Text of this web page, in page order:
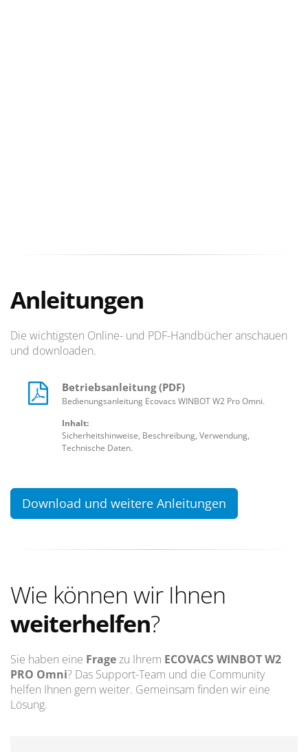
Anleitungen
Die wichtigsten Online- und PDF-Handbücher anschauen
und downloaden.
Betriebsanleitung (PDF)
Bedienungsanleitung Ecovacs WINBOT W2 Pro Omni.
Inhalt:
Sicherheitshinweise, Beschreibung, Verwendung,
Technische Daten.
Download und weitere Anleitungen
Wie können wir Ihnen
weiterhelfen?
Sie haben eine Fragezu Ihrem ECOVACS WINBOT ‎W2
PRO Omni? Das Support-Team und die Community
helfen Ihnen gern weiter. Gemeinsam finden wir eine
Lösung.